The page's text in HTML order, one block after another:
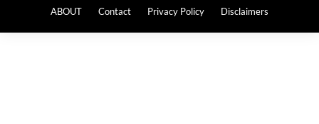
ABOUT Contact Privacy Policy Disclaimers